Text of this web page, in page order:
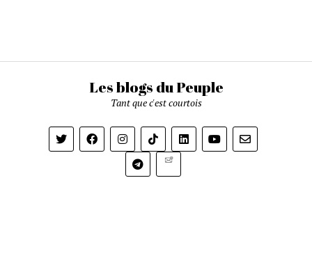
Les blogs du Peuple
Tant que c'est courtois